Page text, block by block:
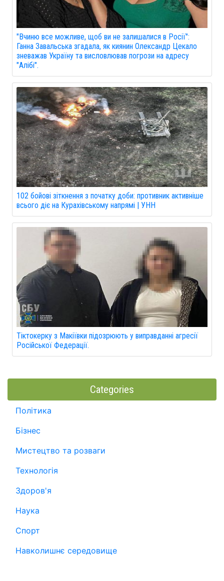
"Вчиню все можливе, щоб ви не залишалися в Росії":
Ганна Завальська згадала, як киянин Олександр Цекало
зневажав Україну та висловлював погрози на адресу
"Алібі".
102 бойові зіткнення з початку доби: противник активніше
всього діє на Курахівському напрямі | УНН
Тіктокерку з Макіївки підозрюють у виправданні агресії
Російської Федерації.
Categories
Політика
Бізнес
Мистецтво та розваги
Технологія
Здоров'я
Наука
Спорт
Навколишнє середовище